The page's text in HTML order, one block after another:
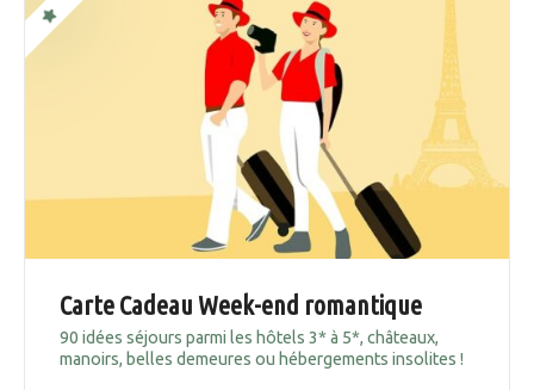
Carte Cadeau Week-end romantique
90 idées séjours parmi les hôtels 3* à 5*, châteaux,
manoirs, belles demeures ou hébergements insolites !